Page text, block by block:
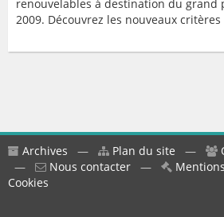
renouvelables à destination du grand
2009. Découvrez les nouveaux
Archives — Plan du site —
—
Nous contacter —
Cookies